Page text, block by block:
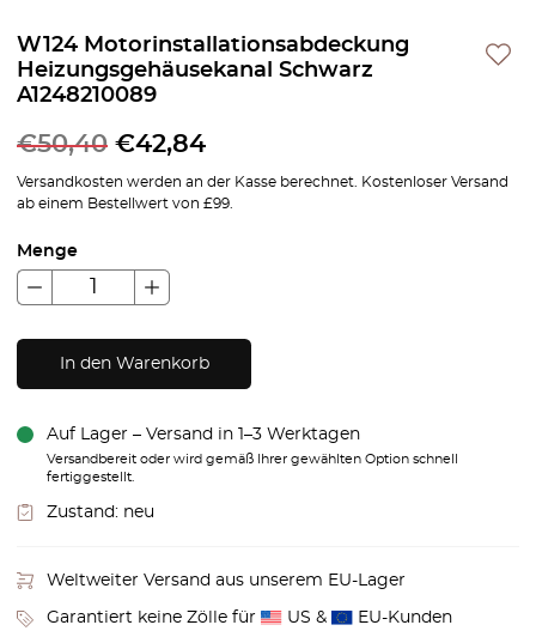
W124 Motorinstallationsabdeckung
Heizungsgehäusekanal Schwarz
A1248210089
€50,40 €42,84
Versandkosten werden an der Kasse berechnet. Kostenloser Versand
ab einem Bestellwert von £99.
Menge
In den Warenkorb
Auf Lager – Versand in 1–3 Werktagen
Versandbereit oder wird gemäß Ihrer gewählten Option schnell
fertiggestellt.
Zustand: neu
Weltweiter Versand aus unserem EU-Lager
Garantiert keine Zölle für US & EU-Kunden